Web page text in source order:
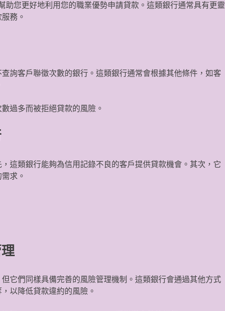
助您更好地利用您的職業優勢申請貸款。這類銀行通常具有更靈
務。
詢客戶聯徵次數的銀行。這類銀行通常會根據其他條件，如客
過多而被拒絕貸款的風險。
這類銀行能夠為信用記錄不良的客戶提供貸款機會。其次，它
求。
它們同樣具備完善的風險管理機制。這類銀行會通過其他方式
以降低貸款違約的風險。